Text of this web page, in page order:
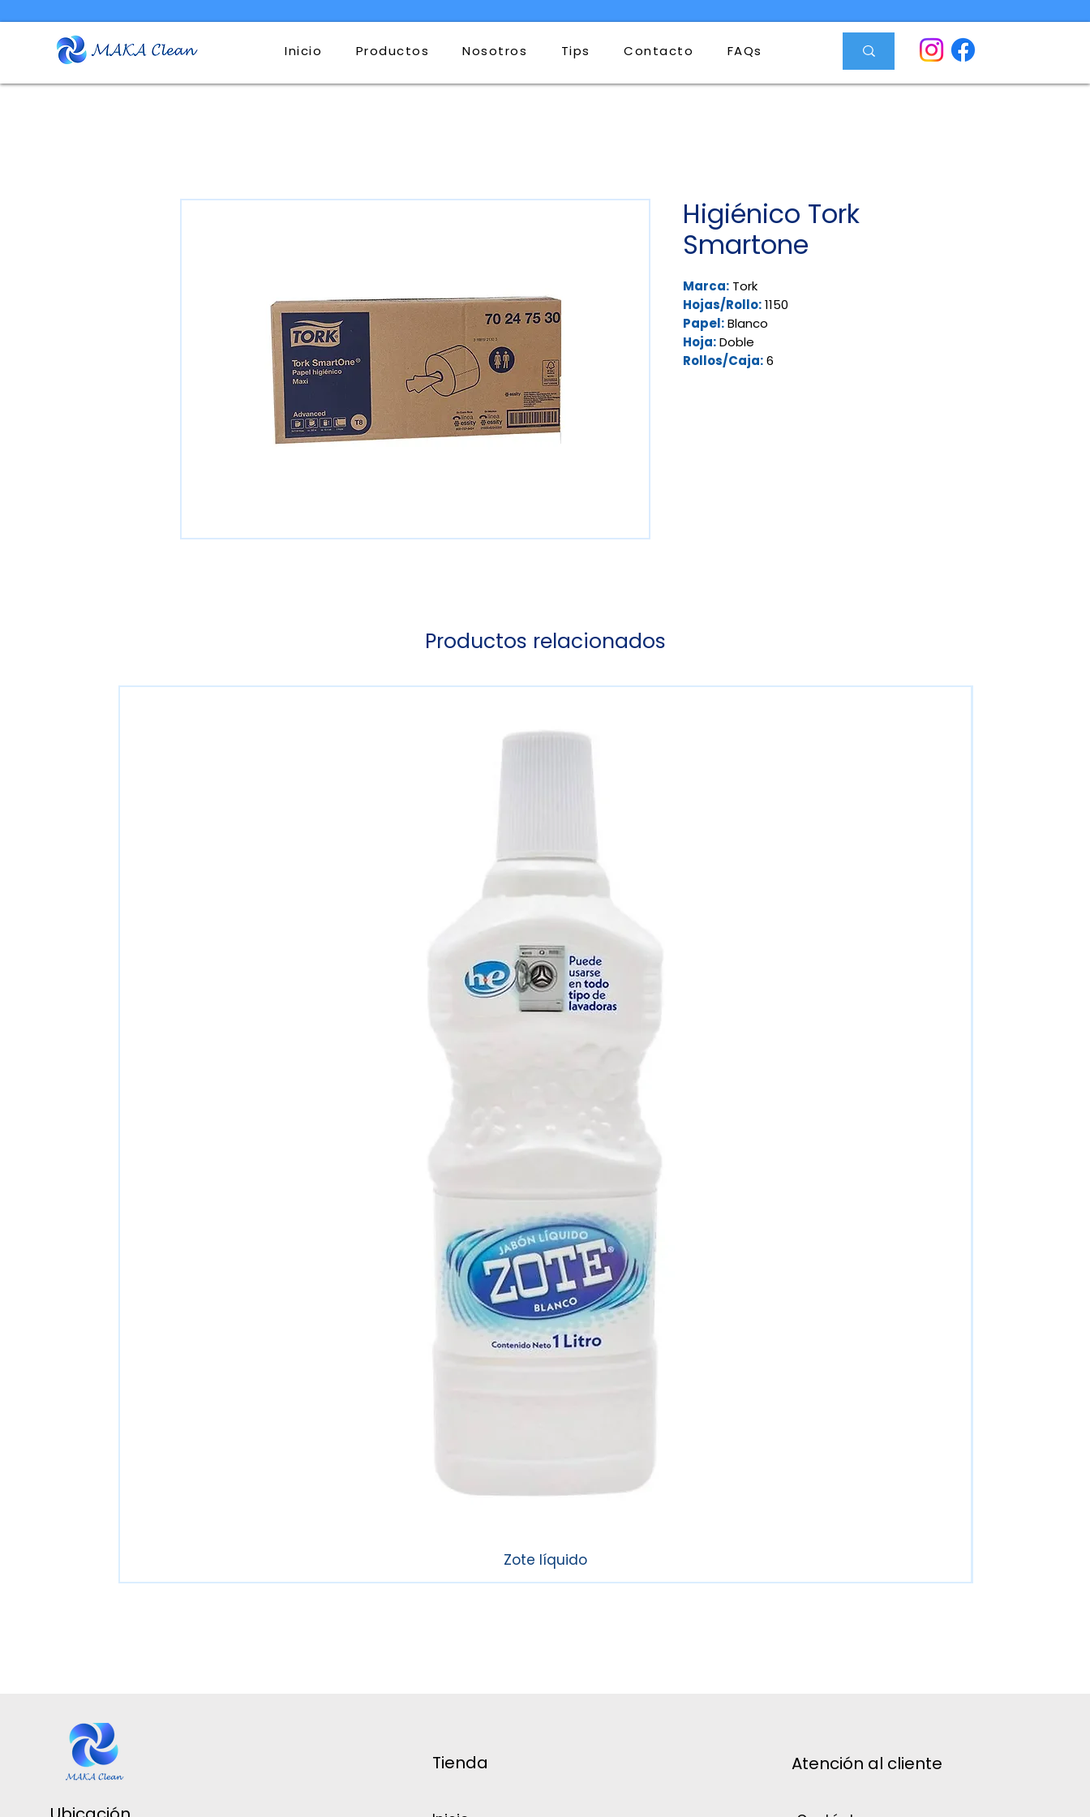
Inicio Productos Nosotros Tips Contacto FAQs
Higiénico Tork
Smartone
Marca: Tork
Hojas/Rollo:1150
Papel:Blanco
Hoja:Doble
Rollos/Caja:6
Productos relacionados
Zote líquido
Tienda Atención al cliente